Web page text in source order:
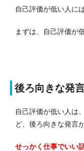
自己評価が低い人に
まずは、自己評価が
後ろ向きな発
自己評価が低い人は
ど、後ろ向きな発言
せっかく仕事でいい